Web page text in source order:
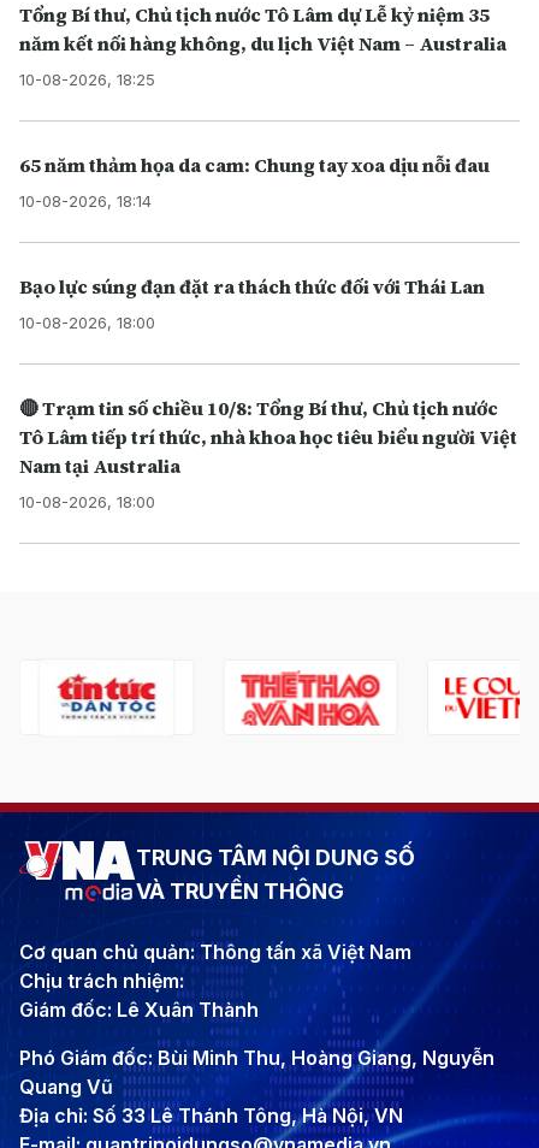
Tổng Bí thư, Chủ tịch nước Tô Lâm dự Lễ kỷ niệm 35
năm kết nối hàng không, du lịch Việt Nam – Australia
10-08-2026, 18:25
65 năm thảm họa da cam: Chung tay xoa dịu nỗi đau
10-08-2026, 18:14
Bạo lực súng đạn đặt ra thách thức đối với Thái Lan
10-08-2026, 18:00
🔴 Trạm tin số chiều 10/8: Tổng Bí thư, Chủ tịch nước
Tô Lâm tiếp trí thức, nhà khoa học tiêu biểu người Việt
Nam tại Australia
10-08-2026, 18:00
TRUNG TÂM NỘI DUNG SỐ
VÀ TRUYỀN THÔNG
Cơ quan chủ quản: Thông tấn xã Việt Nam
Chịu trách nhiệm:
Giám đốc: Lê Xuân Thành
Phó Giám đốc: Bùi Minh Thu, Hoàng Giang, Nguyễn
Quang Vũ
Địa chỉ: Số 33 Lê Thánh Tông, Hà Nội, VN